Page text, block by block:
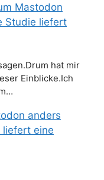
Mastodon
Studie liefert
hat mir
Einblicke.Ich
anders
liefert eine